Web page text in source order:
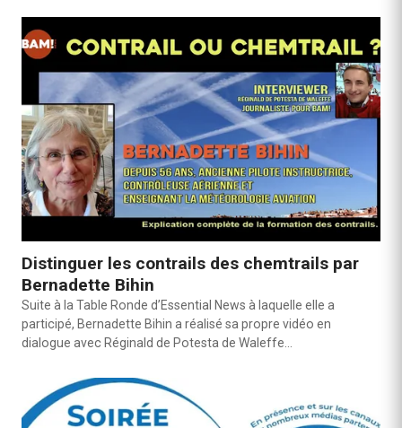
Distinguer les contrails des chemtrails par
Bernadette Bihin
Suite à la Table Ronde d’Essential News à laquelle elle a
participé, Bernadette Bihin a réalisé sa propre vidéo en
dialogue avec Réginald de Potesta de Waleffe…